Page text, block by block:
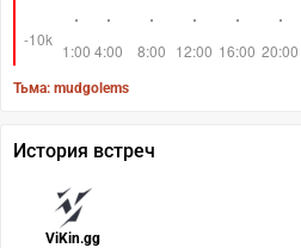
Тьма: mudgolems
История встреч
ViKin.gg